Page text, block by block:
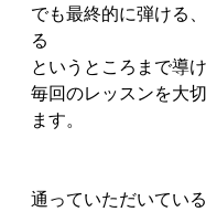
でも最終的に弾ける
る
というところまで導
毎回のレッスンを大
ます。
通っていただいている